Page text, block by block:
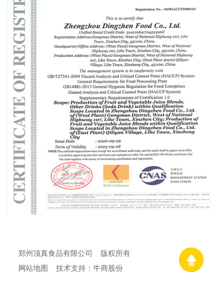
郑州顶真食品有限公司
版权所有
网站地图
技术支持：牛商股份